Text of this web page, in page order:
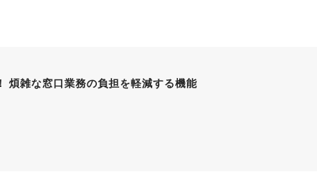
煩雑な窓口業務の負担を軽減する機能